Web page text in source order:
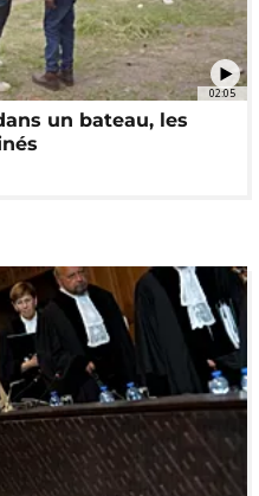
02:05
un bateau, les